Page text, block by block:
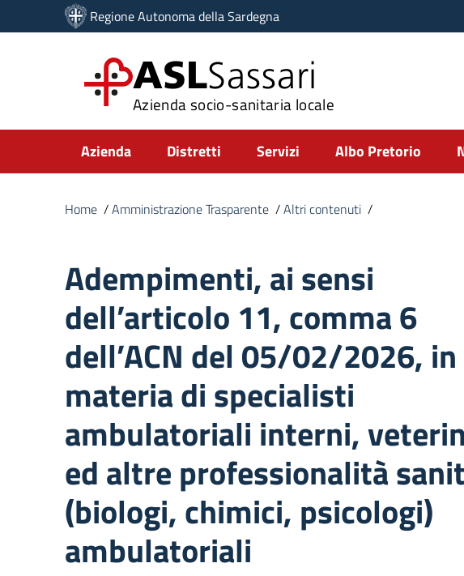
Vai ai contenuti
Vai al menu di navigazione
Regione Autonoma della Sardegna
ASLSassari
Azienda socio-sanitaria locale
Submenu
Azienda Distretti Servizi Albo Pretorio
Home /Amministrazione Trasparente /Altri contenuti /
Adempimenti, ai sensi
dell’articolo 11, comma 6
dell’ACN del 05/02/2026, in
materia di specialisti
ambulatoriali interni,
ed altre professionalità
(biologi, chimici, psicologi)
ambulatoriali